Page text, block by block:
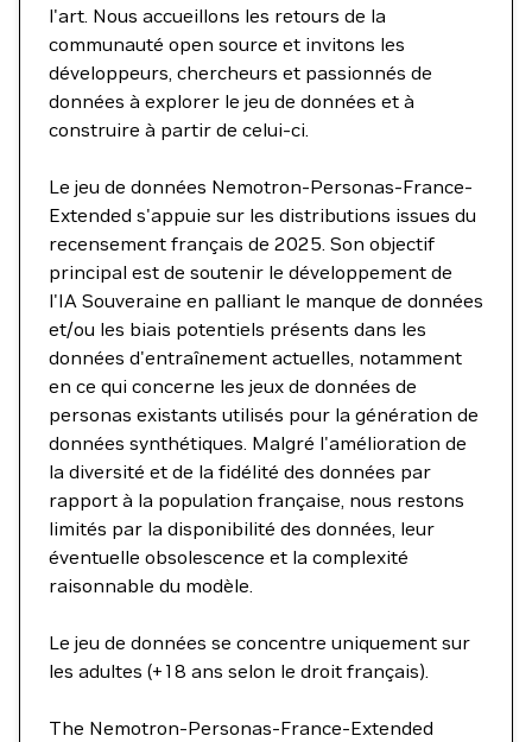
l'art. Nous accueillons les retours de la
communauté open source et invitons les
développeurs, chercheurs et passionnés de
données à explorer le jeu de données et à
construire à partir de celui-ci.
Le jeu de données Nemotron-Personas-France-
Extended s'appuie sur les distributions issues du
recensement français de 2025. Son objectif
principal est de soutenir le développement de
l'IA Souveraine en palliant le manque de données
et/ou les biais potentiels présents dans les
données d'entraînement actuelles, notamment
en ce qui concerne les jeux de données de
personas existants utilisés pour la génération de
données synthétiques. Malgré l'amélioration de
la diversité et de la fidélité des données par
rapport à la population française, nous restons
limités par la disponibilité des données, leur
éventuelle obsolescence et la complexité
raisonnable du modèle.
Le jeu de données se concentre uniquement sur
les adultes (+18 ans selon le droit français).
The Nemotron-Personas-France-Extended